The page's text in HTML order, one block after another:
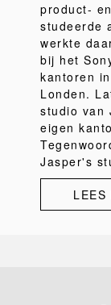
product-
studeerde
werkte
bij het
kantoren
Londen.
studio van
eigen
Jasper's
LEES